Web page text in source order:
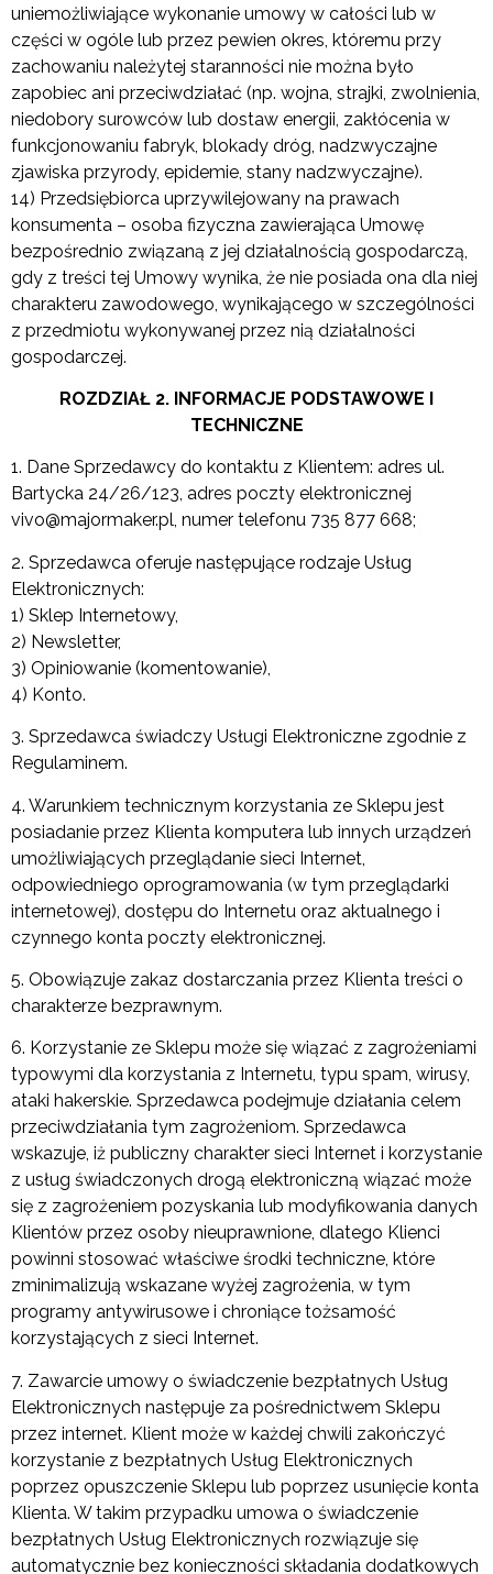
uniemożliwiające wykonanie umowy w całości lub w
części w ogóle lub przez pewien okres, któremu przy
zachowaniu należytej staranności nie można było
zapobiec ani przeciwdziałać (np. wojna, strajki, zwolnienia,
niedobory surowców lub dostaw energii, zakłócenia w
funkcjonowaniu fabryk, blokady dróg, nadzwyczajne
zjawiska przyrody, epidemie, stany nadzwyczajne).
14) Przedsiębiorca uprzywilejowany na prawach
konsumenta – osoba fizyczna zawierająca Umowę
bezpośrednio związaną z jej działalnością gospodarczą,
gdy z treści tej Umowy wynika, że nie posiada ona dla niej
charakteru zawodowego, wynikającego w szczególności
z przedmiotu wykonywanej przez nią działalności
gospodarczej.
ROZDZIAŁ 2. INFORMACJE PODSTAWOWE I
TECHNICZNE
1. Dane Sprzedawcy do kontaktu z Klientem: adres ul.
Bartycka 24/26/123, adres poczty elektronicznej
vivo@majormaker.pl, numer telefonu 735 877 668;
2. Sprzedawca oferuje następujące rodzaje Usług
Elektronicznych:
1) Sklep Internetowy,
2) Newsletter,
3) Opiniowanie (komentowanie),
4) Konto.
3. Sprzedawca świadczy Usługi Elektroniczne zgodnie z
Regulaminem.
4. Warunkiem technicznym korzystania ze Sklepu jest
posiadanie przez Klienta komputera lub innych urządzeń
umożliwiających przeglądanie sieci Internet,
odpowiedniego oprogramowania (w tym przeglądarki
internetowej), dostępu do Internetu oraz aktualnego i
czynnego konta poczty elektronicznej.
5. Obowiązuje zakaz dostarczania przez Klienta treści o
charakterze bezprawnym.
6. Korzystanie ze Sklepu może się wiązać z zagrożeniami
typowymi dla korzystania z Internetu, typu spam, wirusy,
ataki hakerskie. Sprzedawca podejmuje działania celem
przeciwdziałania tym zagrożeniom. Sprzedawca
wskazuje, iż publiczny charakter sieci Internet i korzystanie
z usług świadczonych drogą elektroniczną wiązać może
się z zagrożeniem pozyskania lub modyfikowania danych
Klientów przez osoby nieuprawnione, dlatego Klienci
powinni stosować właściwe środki techniczne, które
zminimalizują wskazane wyżej zagrożenia, w tym
programy antywirusowe i chroniące tożsamość
korzystających z sieci Internet.
7. Zawarcie umowy o świadczenie bezpłatnych Usług
Elektronicznych następuje za pośrednictwem Sklepu
przez internet. Klient może w każdej chwili zakończyć
korzystanie z bezpłatnych Usług Elektronicznych
poprzez opuszczenie Sklepu lub poprzez usunięcie konta
Klienta. W takim przypadku umowa o świadczenie
bezpłatnych Usług Elektronicznych rozwiązuje się
automatycznie bez konieczności składania dodatkowych